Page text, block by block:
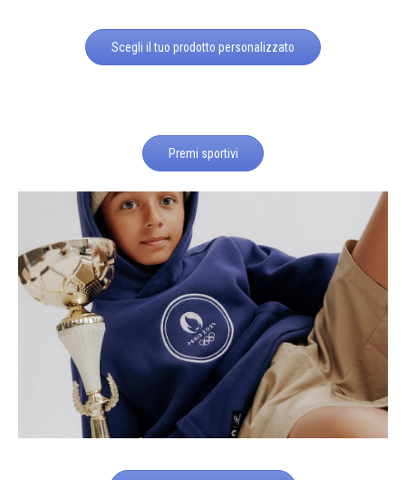
Scegli il tuo prodotto personalizzato
Premi sportivi